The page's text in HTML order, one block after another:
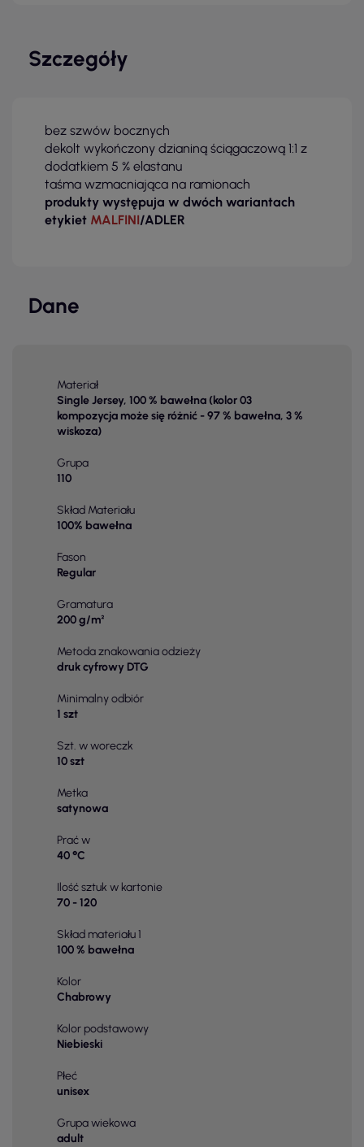
Szczegóły
bez szwów bocznych
dekolt wykończony dzianiną ściągaczową 1:1 z
dodatkiem 5 % elastanu
taśma wzmacniająca na ramionach
produkty występuja w dwóch wariantach
etykiet MALFINI/ADLER
Dane
Materiał
Single Jersey, 100 % bawełna (kolor 03
kompozycja może się różnić - 97 % bawełna, 3 %
wiskoza)
Grupa
110
Skład Materiału
100% bawełna
Fason
Regular
Gramatura
200 g/m²
Metoda znakowania odzieży
druk cyfrowy DTG
Minimalny odbiór
1 szt
Szt. w woreczk
10 szt
Metka
satynowa
Prać w
40 °C
Ilość sztuk w kartonie
70 - 120
Skład materiału 1
100 % bawełna
Kolor
Chabrowy
Kolor podstawowy
Niebieski
Płeć
unisex
Grupa wiekowa
adult